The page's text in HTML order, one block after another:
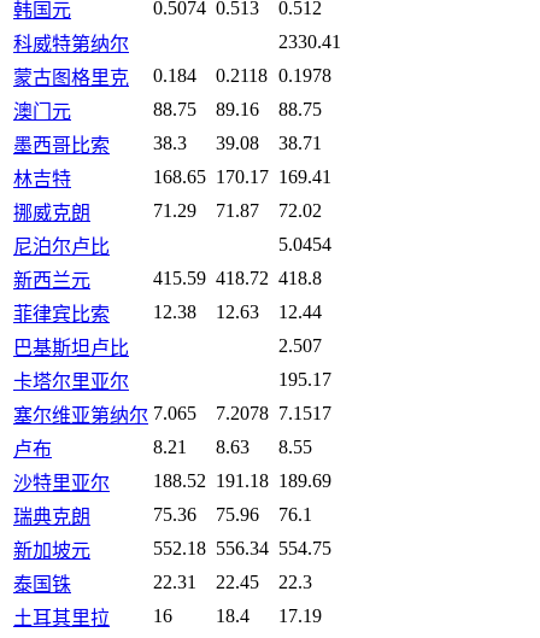
韩国元 0.5074 0.513
0.512
科威特第纳尔
2330.41
蒙古图格里克
0.184 0.2118 0.1978
澳门元
88.75 89.16
88.75
墨西哥比索
38.3 39.08
38.71
林吉特
168.65 170.17 169.41
挪威克朗
71.29 71.87
72.02
尼泊尔卢比
5.0454
新西兰元
415.59 418.72 418.8
菲律宾比索
12.38 12.63
12.44
巴基斯坦卢比
2.507
卡塔尔里亚尔
195.17
塞尔维亚第纳尔 7.065 7.2078 7.1517
卢布
8.21 8.63
8.55
沙特里亚尔
188.52 191.18 189.69
瑞典克朗
75.36 75.96
76.1
新加坡元
552.18 556.34 554.75
泰国铢
22.31 22.45
22.3
土耳其里拉
16 18.4
17.19